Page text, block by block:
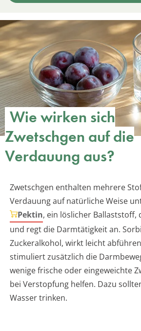
Wie wirken sich
Zwetschgen auf die
Verdauung aus?
Zwetschgen enthalten mehrere
Verdauung auf natürliche Weise
Pektin, ein löslicher Ballaststoff,
und regt die Darmtätigkeit an.
Zuckeralkohol, wirkt leicht
stimuliert zusätzlich die
wenige frische oder eingeweichte
bei Verstopfung helfen. Dazu
Wasser trinken.